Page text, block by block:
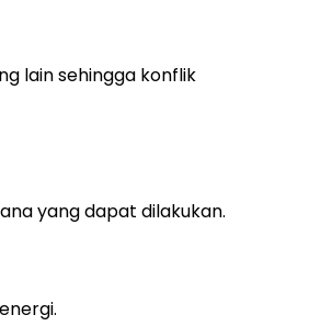
lain sehingga konflik
yang dapat dilakukan.